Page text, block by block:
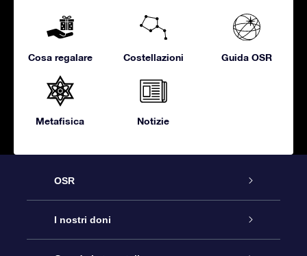
Cosa regalare Costellazioni Guida OSR
Metafisica Notizie
OSR
Assistenza
I nostri doni